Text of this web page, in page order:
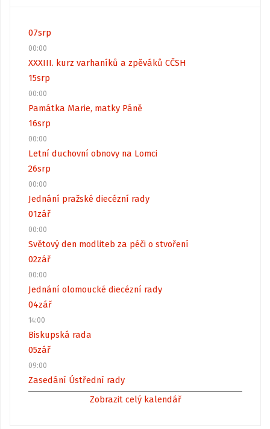
07srp
00:00
XXXIII. kurz varhaníků a zpěváků CČSH
15srp
00:00
Památka Marie, matky Páně
16srp
00:00
Letní duchovní obnovy na Lomci
26srp
00:00
Jednání pražské diecézní rady
01zář
00:00
Světový den modliteb za péči o stvoření
02zář
00:00
Jednání olomoucké diecézní rady
04zář
14:00
Biskupská rada
05zář
09:00
Zasedání Ústřední rady
Zobrazit celý kalendář